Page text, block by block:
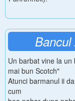
Bancul
Un barbat vine la
mai bun Scotch"
Atunci barmanul ii
cum